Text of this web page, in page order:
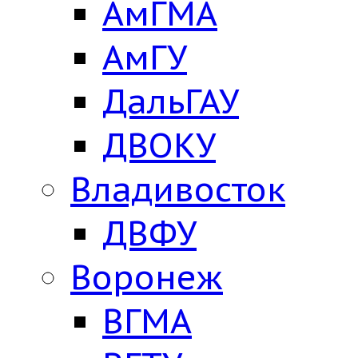
АмГМА
АмГУ
ДальГАУ
ДВОКУ
Владивосток
ДВФУ
Воронеж
ВГМА